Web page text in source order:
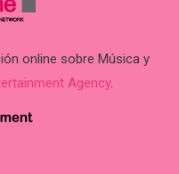
online sobre Música y
Agency.